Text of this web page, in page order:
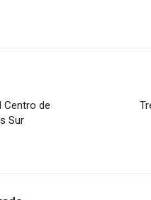
Centro de
Sur